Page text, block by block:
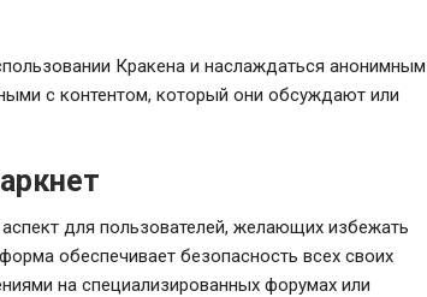
Кракена и наслаждаться анонимным
с контентом, который они обсуждают или
для пользователей, желающих избежать
обеспечивает безопасность всех своих
на специализированных форумах или